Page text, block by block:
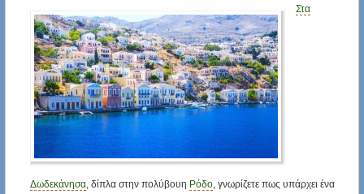
Στα
Δωδεκάνησα, δίπλα στην πολύβουη Ρόδο, γνωρίζετε πως υπάρχει ένα